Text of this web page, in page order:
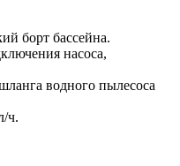
борт бассейна.
насоса,
водного пылесоса
ч.